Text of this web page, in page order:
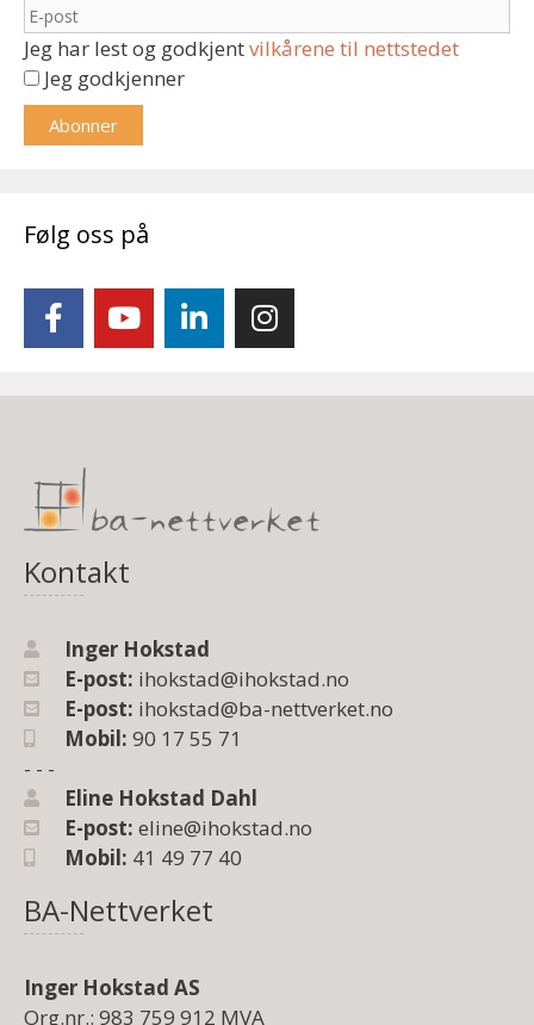
Jeg har lest og godkjentvilkårene til nettstedet
Jeg godkjenner
Følg oss på
Kontakt
Inger Hokstad
E-post: ihokstad@ihokstad.no
E-post: ihokstad@ba-nettverket.no
Mobil: 90 17 55 71
- - -
Eline Hokstad Dahl
E-post: eline@ihokstad.no
Mobil: 41 49 77 40
BA-Nettverket
Inger Hokstad AS
Org.nr.: 983 759 912 MVA